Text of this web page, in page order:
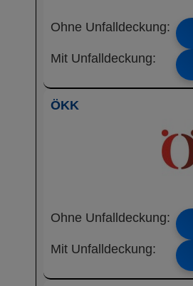
Ohne Unfalldeckung:
Mit Unfalldeckung:
ÖKK
Ohne Unfalldeckung:
Mit Unfalldeckung: